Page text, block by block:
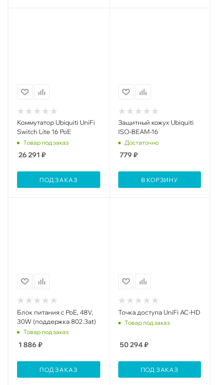
Коммутатор Ubiquiti UniFi
Switch Lite 16 PoE
Товар под заказ
26 291 ₽
ПОД ЗАКАЗ
Защитный кожух Ubiquiti
ISO-BEAM-16
Достаточно
779₽
В КОРЗИНУ
Блок питания с PoE, 48V,
30W (поддержка 802.3at)
Товар под заказ
1 886₽
ПОД ЗАКАЗ
Toчка доступа UniFi AC-HD
Товар под заказ
50 294₽
ПОД ЗАКАЗ